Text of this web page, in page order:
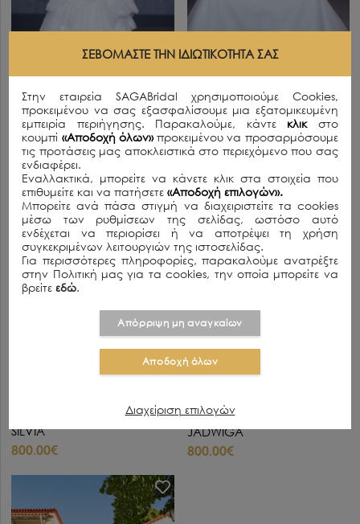
MARY OF TECK
1500.00€
ANNE OF BRITANY
1500.00€
SOLD OUT
SILVIA
800.00€
JADWIGA
800.00€
ΣΕΒΌΜΑΣΤΕ ΤΗΝ ΙΔΙΩΤΙΚΌΤΗΤΆ ΣΑΣ
Στην εταιρεία SAGABridal χρησιμοποιούμε Cookies,
προκειμένου να σας εξασφαλίσουμε μια εξατομικευμένη
εμπειρία περιήγησης. Παρακαλούμε, κάντε κλικ στο
κουμπί «Αποδοχή όλων»προκειμένου να προσαρμόσουμε
τις προτάσεις μας αποκλειστικά στο περιεχόμενο που σας
ενδιαφέρει.
Εναλλακτικά, μπορείτε να κάνετε κλικ στα στοιχεία που
επιθυμείτε και να πατήσετε«Αποδοχή επιλογών».
Μπορείτε ανά πάσα στιγμή να διαχειριστείτε τα cookies
μέσω των ρυθμίσεων της σελίδας, ωστόσο αυτό
ενδέχεται να περιορίσει ή να αποτρέψει τη χρήση
συγκεκριμένων λειτουργιών της ιστοσελίδας.
Για περισσότερες πληροφορίες, παρακαλούμε ανατρέξτε
στην Πολιτική μας για τα cookies, την οποία μπορείτε να
βρείτεεδώ.
Απόρριψη μη αναγκαίων
Αποδοχή όλων
Διαχείριση επιλογών